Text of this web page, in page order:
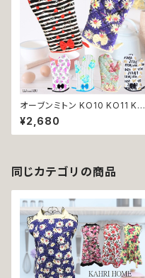
オーブンミトン KO10 KO11 KO
12 KO16 KO22 KO24 KAHRI
HOME カーリ・ホーム 鍋つかみ
キッチン雑貨 母の日 プレゼント
¥2,680
同じカテゴリの商品